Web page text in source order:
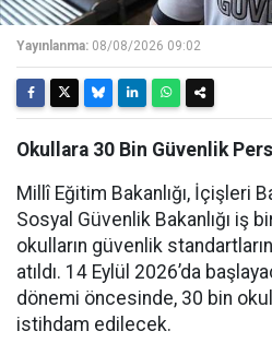
Yayınlanma: 08/08/2026 09:02
Okullara 30 Bin Güvenlik
Millî Eğitim Bakanlığı, İçişleri
Sosyal Güvenlik Bakanlığı iş
okulların güvenlik
atıldı. 14 Eylül 2026’da
dönemi öncesinde, 30 bin
istihdam edilecek.